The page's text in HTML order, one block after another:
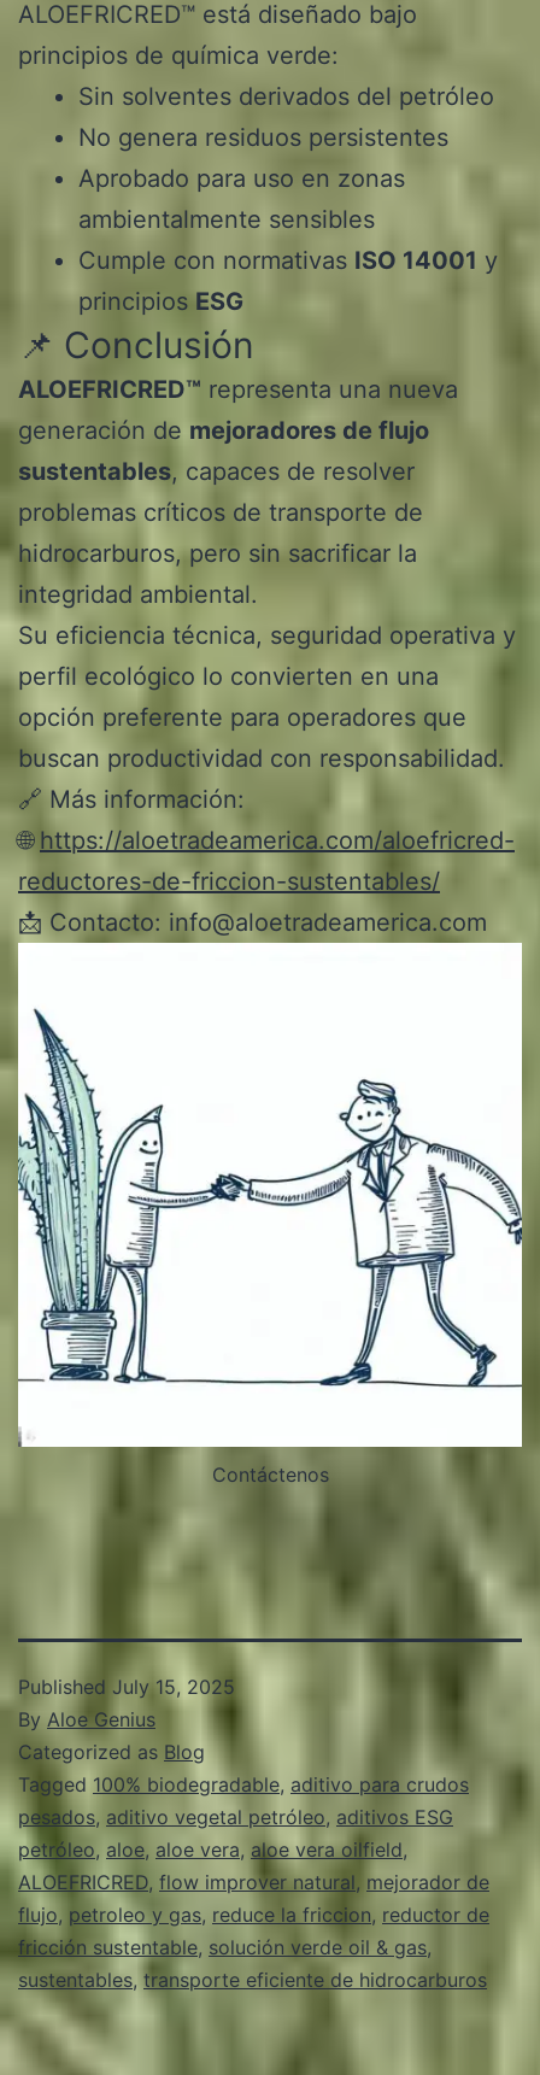
ALOEFRICRED™ está diseñado bajo
principios de química verde:
Sin solventes derivados del petróleo
No genera residuos persistentes
Aprobado para uso en zonas
ambientalmente sensibles
Cumple con normativas ISO 14001 y
principios ESG
📌 Conclusión
ALOEFRICRED™ representa una nueva
generación de mejoradores de flujo
sustentables, capaces de resolver
problemas críticos de transporte de
hidrocarburos, pero sin sacrificar la
integridad ambiental.
Su eficiencia técnica, seguridad operativa y
perfil ecológico lo convierten en una
opción preferente para operadores que
buscan productividad con responsabilidad.
🔗 Más información:
🌐 https://aloetradeamerica.com/aloefricred-
reductores-de-friccion-sustentables/
📩 Contacto: info@aloetradeamerica.com
Contáctenos
Published July 15, 2025
By Aloe Genius
Categorized as Blog
Tagged 100% biodegradable, aditivo para crudos
pesados, aditivo vegetal petróleo, aditivos ESG
petróleo, aloe, aloe vera, aloe vera oilfield,
ALOEFRICRED, flow improver natural, mejorador de
flujo, petroleo y gas, reduce la friccion, reductor de
fricción sustentable, solución verde oil & gas,
sustentables, transporte eficiente de hidrocarburos